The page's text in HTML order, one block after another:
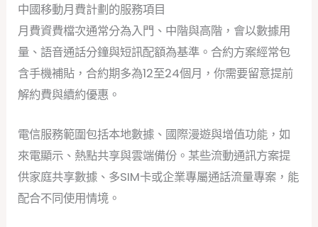
中國移動月費計劃的服務項目
月費資費檔次通常分為入門、中階與高階，會以數據用
量、語音通話分鐘與短訊配額為基準。合約方案經常包
含手機補貼，合約期多為12至24個月，你需要留意提前
解約費與續約優惠。
電信服務範圍包括本地數據、國際漫遊與增值功能，如
來電顯示、熱點共享與雲端備份。某些流動通訊方案提
供家庭共享數據、多SIM卡或企業專屬通話流量專案，能
配合不同使用情境。